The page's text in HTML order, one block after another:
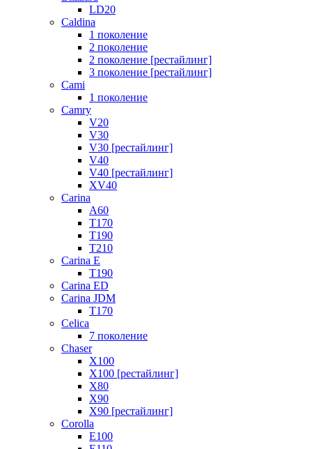
LD20
Caldina
1 поколение
2 поколение
2 поколение [рестайлинг]
3 поколение [рестайлинг]
Cami
1 поколение
Camry
V20
V30
V30 [рестайлинг]
V40
V40 [рестайлинг]
XV40
Carina
A60
T170
T190
T210
Carina E
T190
Carina ED
Carina JDM
T170
Celica
7 поколение
Chaser
X100
X100 [рестайлинг]
X80
X90
X90 [рестайлинг]
Corolla
E100